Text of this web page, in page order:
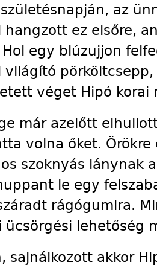
az
hangzott ez elsőre,
egy blúzujjon
világító
véget Hipó korai
már azelőtt
volna őket.
szoknyás lánynak
le egy
rágógumira.
ücsörgési lehetőség
sajnálkozott akkor